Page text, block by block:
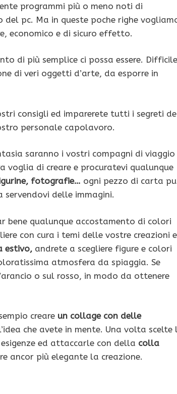
programmi più o meno noti di
pc. Ma in queste poche righe
economico e di sicuro effetto.
di più semplice ci possa essere. Difficile
di veri oggetti d’arte, da esporre in
consigli ed imparerete tutti i segreti
personale capolavoro.
saranno i vostri compagni di viaggio
di creare e procuratevi qualunque
fotografie… ogni pezzo di carta
delle immagini.
bene qualunque accostamento di colori
con cura i temi delle vostre creazioni
estivo, andrete a scegliere figure e colori
atmosfera da spiaggia. Se
o sul rosso, in modo da ottenere
creare un collage con delle
che avete in mente. Una volta scelte
ed attaccarle con della colla
ancor più elegante la creazione.